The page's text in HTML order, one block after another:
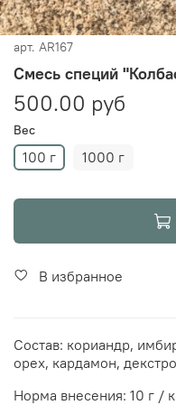
арт. AR167
Смесь специй
500.00 руб
Вес
100 г 1000 г
В избранное
Состав: кориандр,
орех, кардамон,
Норма внесения: 10 г /